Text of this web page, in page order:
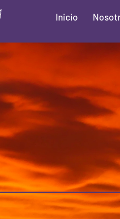
Inicio